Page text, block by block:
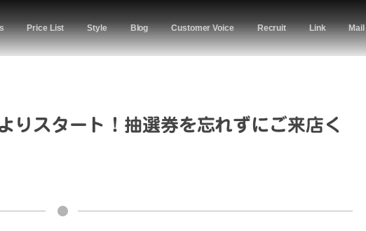
Price List Style Blog Customer Voice Recruit Link Mail
りスタート！抽選券を忘れずにご来店く